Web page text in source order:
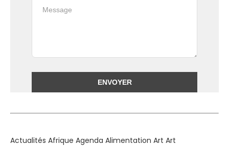
Actualités Afrique Agenda Alimentation Art Art